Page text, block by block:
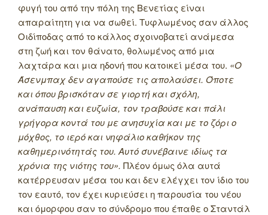
φυγή του από την πόλη της Βενετίας είναι
απαραίτητη για να σωθεί. Τυφλωμένος σαν άλλος
Οιδίποδας από το κάλλος σχοινοβατεί ανάμεσα
στη ζωή και τον θάνατο, θολωμένος από μια
λαχτάρα και μια ηδονή που κατοικεί μέσα του. «Ο
Άσενμπαχ δεν αγαπούσε τις απολαύσει. Όποτε
και όπου βρισκόταν σε γιορτή και σχόλη,
ανάπαυση και ευζωία, τον τραβούσε και πάλι
γρήγορα κοντά του με ανησυχία και με το ζόρι ο
μόχθος, το ιερό και νηφάλιο καθήκον της
καθημερινότητάς του. Αυτό συνέβαινε ιδίως τα
χρόνια της νιότης του». Πλέον όμως όλα αυτά
κατέρρευσαν μέσα του και δεν ελέγχει τον ίδιο του
τον εαυτό, τον έχει κυριεύσει η παρουσία του νέου
και όμορφου σαν το σύνδρομο που έπαθε ο Σταντάλ